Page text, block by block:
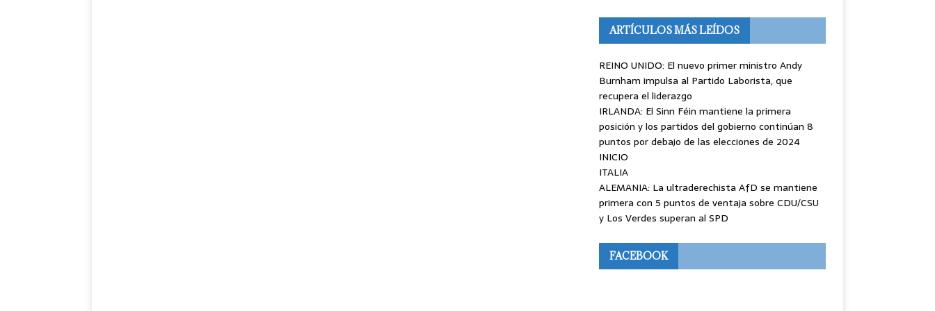
ARTÍCULOS MÁS LEÍDOS
REINO UNIDO: El nuevo primer ministro Andy
Burnham impulsa al Partido Laborista, que
recupera el liderazgo
IRLANDA: El Sinn Féin mantiene la primera
posición y los partidos del gobierno continúan 8
puntos por debajo de las elecciones de 2024
INICIO
ITALIA
ALEMANIA: La ultraderechista AfD se mantiene
primera con 5 puntos de ventaja sobre CDU/CSU
y Los Verdes superan al SPD
FACEBOOK